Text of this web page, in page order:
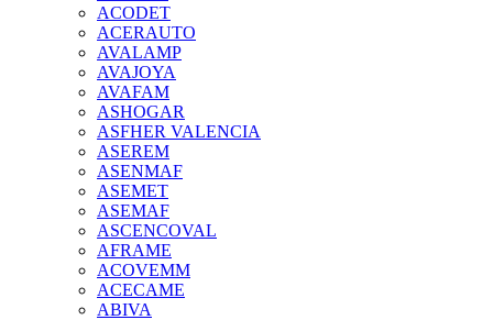
ACODET
ACERAUTO
AVALAMP
AVAJOYA
AVAFAM
ASHOGAR
ASFHER VALENCIA
ASEREM
ASENMAF
ASEMET
ASEMAF
ASCENCOVAL
AFRAME
ACOVEMM
ACECAME
ABIVA